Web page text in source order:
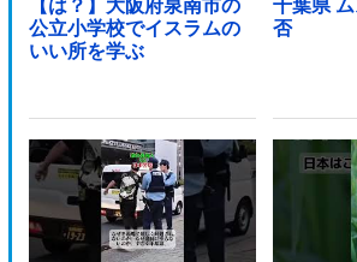
【は？】大阪府泉南市の
公立小学校でイスラムの
いい所を学ぶ
千葉県
否